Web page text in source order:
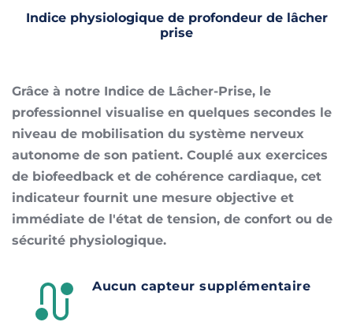
prise
Grâce à notre Indice de Lâcher-Prise, le
professionnel visualise en quelques secondes le
niveau de mobilisation du système nerveux
autonome de son patient. Couplé aux exercices
de biofeedback et de cohérence cardiaque, cet
indicateur fournit une mesure objective et
immédiate de l'état de tension, de confort ou de
sécurité physiologique.
Aucun capteur supplémentaire